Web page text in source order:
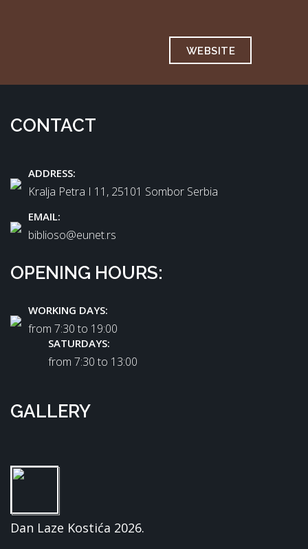
WEBSITE
CONTACT
ADDRESS:
Kralja Petra I 11, 25101 Sombor Serbia
EMAIL:
biblioso@eunet.rs
OPENING HOURS:
WORKING DAYS:
from 7:30 tо 19:00
SATURDAYS:
from 7:30 tо 13:00
GALLERY
Dan Laze Kostića 2026.